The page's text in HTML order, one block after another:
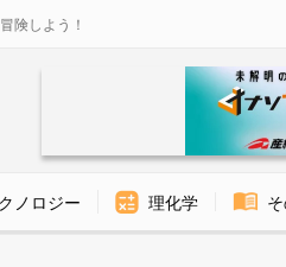
険しよう！
ノロジー 理化学